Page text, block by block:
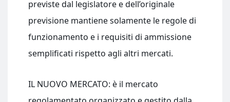
previste dal legislatore e dell’originale
previsione mantiene solamente le regole di
funzionamento e i requisiti di ammissione
semplificati rispetto agli altri mercati.
IL NUOVO MERCATO: è il mercato